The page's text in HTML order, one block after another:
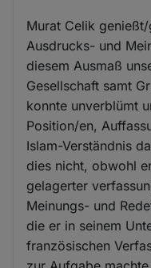
Murat Celik
Ausdrucks- und
diesem Ausmaß
Gesellschaft samt
konnte unverblümt
Position/en,
Islam-Verständnis
dies nicht, obwohl
gelagerter
Meinungs- und
die er in seinem
französischen